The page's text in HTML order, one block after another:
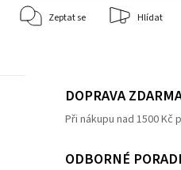
Zeptat se Hlídat
DOPRAVA
Při nákupu nad 1500 Kč
ODBORNÉ